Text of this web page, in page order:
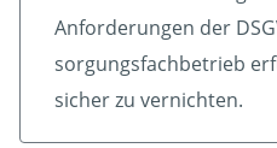
An­forder­ungen der
sorgungs­fach­betrieb
sicher zu vernichten.